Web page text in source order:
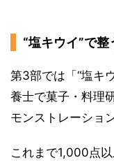
“塩キウイ”で
第3部では「“塩キ
養士で菓子・料理
モンストレーショ
これまで1,000点